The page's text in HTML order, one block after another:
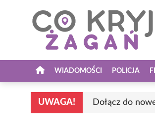
WIADOMOŚCI POLICJA
UWAGA! Dołącz do